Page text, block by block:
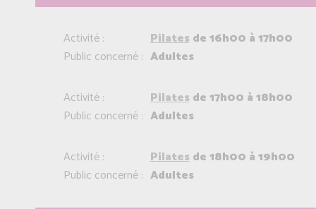
Activité : Pilates de 16h00 à 17h00
Public concerné : Adultes
Activité : Pilates de 17h00 à 18h00
Public concerné : Adultes
Activité : Pilates de 18h00 à 19h00
Public concerné : Adultes